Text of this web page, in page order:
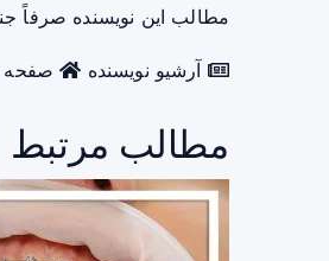
مطالب این نویسنده صرفاً
آرشیو نویسنده صفحه
مطالب مرتبط